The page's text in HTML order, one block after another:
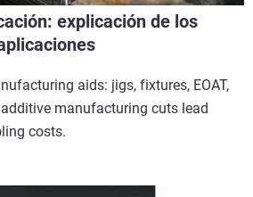
explicación de los
aids: jigs, fixtures, EOAT,
manufacturing cuts lead
costs.